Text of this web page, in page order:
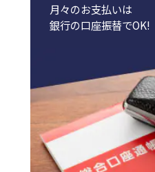
月々のお支払いは
銀行の口座振替でOK!